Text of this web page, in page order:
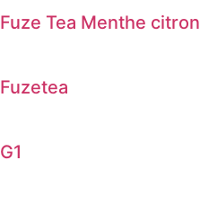
Fuze Tea Menthe citron
Fuzetea
G1